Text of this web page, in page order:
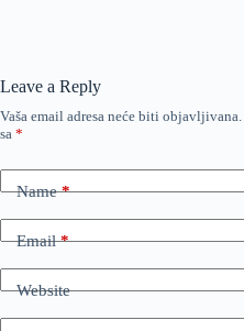
Leave a Reply
Vaša email adresa neće biti objavljivana.
sa *
Name*
Email*
Website